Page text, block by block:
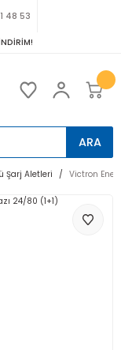
48 53
ARA
Şarj Aletleri Victron